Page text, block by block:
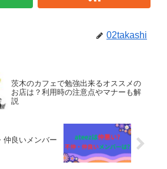
02takashi
茨木のカフェで勉強出来るオススメの
お店は？利用時の注意点やマナーも解
説
仲良いメンバー